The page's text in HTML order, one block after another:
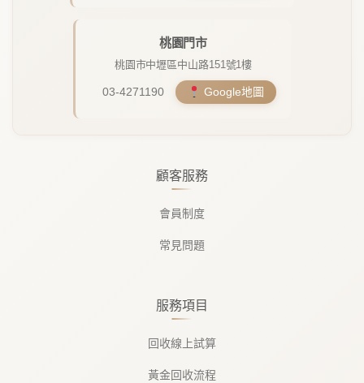
顧客服務
會員制度
常見問題
服務項目
回收線上試算
黃金回收流程
桃園門市
桃園市中壢區中山路151號1樓
03-4271190 Google地圖